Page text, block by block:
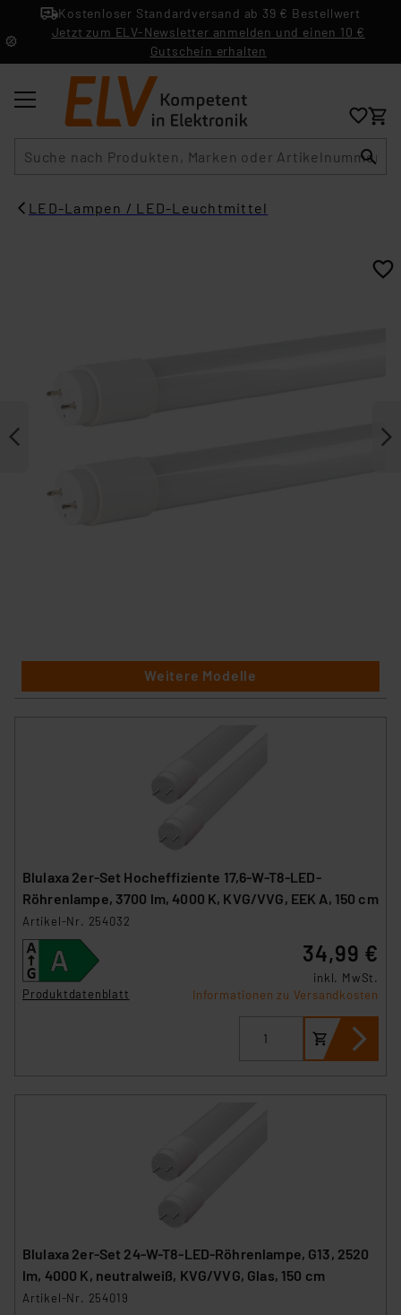
Kostenloser Standardversand ab 39 € Bestellwert
Jetzt zum ELV-Newsletter anmelden und einen 10 €
Gutschein erhalten
LED-Lampen / LED-Leuchtmittel
Weitere Modelle
Blulaxa 2er-Set Hocheffiziente 17,6-W-T8-LED-
Röhrenlampe, 3700 lm, 4000 K, KVG/VVG, EEK A, 150 cm
Artikel-Nr. 254032
Produktdatenblatt
34,99 €
inkl. MwSt.
Informationen zu Versandkosten
Blulaxa 2er-Set 24-W-T8-LED-Röhrenlampe, G13, 2520
lm, 4000 K, neutralweiß, KVG/VVG, Glas, 150 cm
Artikel-Nr. 254019